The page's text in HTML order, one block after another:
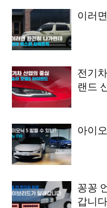
이러
전기
랜드
아이
꽁꽁
갑니다